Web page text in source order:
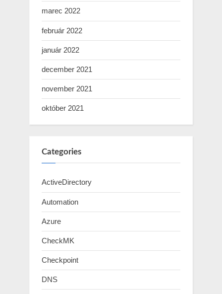
marec 2022
február 2022
január 2022
december 2021
november 2021
október 2021
Categories
ActiveDirectory
Automation
Azure
CheckMK
Checkpoint
DNS